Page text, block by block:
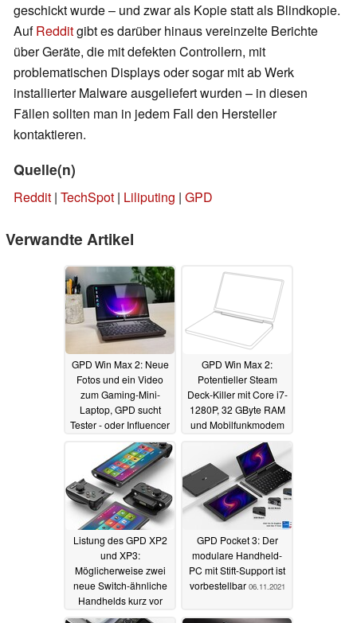
geschickt wurde – und zwar als Kopie statt als Blindkopie.
AufRedditgibt es darüber hinaus vereinzelte Berichte
über Geräte, die mit defekten Controllern, mit
problematischen Displays oder sogar mit ab Werk
installierter Malware ausgeliefert wurden – in diesen
Fällen sollten man in jedem Fall den Hersteller
kontaktieren.
Quelle(n)
Reddit | TechSpot | Liliputing | GPD
Verwandte Artikel
GPD Win Max 2: Neue
Fotos und ein Video
zum Gaming-Mini-
Laptop, GPD sucht
Tester - oder Influencer
13.06.2022
GPD Win Max 2:
Potentieller Steam
Deck-Killer mit Core i7-
1280P, 32 GByte RAM
und Mobilfunkmodem
27.03.2022
Listung des GPD XP2
und XP3:
Möglicherweise zwei
neue Switch-ähnliche
Handhelds kurz vor
Launch22.11.2021
GPD Pocket 3: Der
modulare Handheld-
PC mit Stift-Support ist
vorbestellbar 06.11.2021